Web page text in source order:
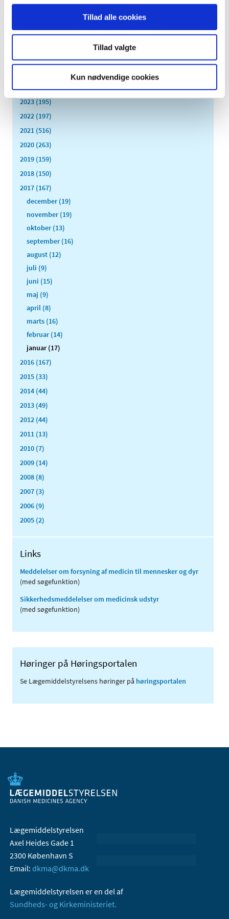
Tillad alle cookies
Tillad valgte
Kun nødvendige cookies
2026 (83)
2024 (224)
2023 (195)
2022 (197)
2021 (516)
2020 (263)
2019 (159)
2018 (150)
2017 (167)
december (19)
november (19)
oktober (13)
september (16)
august (12)
juli (9)
juni (15)
maj (9)
april (8)
marts (16)
februar (14)
januar (17)
2016 (167)
2015 (33)
2014 (44)
2013 (49)
2012 (44)
2011 (13)
2010 (7)
2009 (14)
2008 (8)
2007 (3)
2006 (9)
2005 (2)
Links
Meddelelser om forsyning af medicin til mennesker og dyr
(med søgefunktion)
Sikkerhedsmeddelelser om medicinsk udstyr
(med søgefunktion)
Høringer på Høringsportalen
Se Lægemiddelstyrelsens høringer på høringsportalen
Lægemiddelstyrelsen
Axel Heides Gade 1
2300 København S
Email: dkma@dkma.dk
Lægemiddelstyrelsen er en del af
Sundheds- og Kirkeministeriet.